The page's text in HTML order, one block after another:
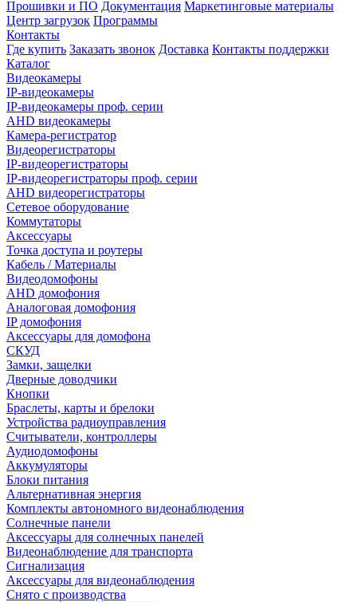
Прошивки и ПО Документация Маркетинговые материалы
Центр загрузок Программы
Контакты
Где купить Заказать звонок Доставка Контакты поддержки
Каталог
Видеокамеры
IP-видеокамеры
IP-видеокамеры проф. серии
AHD видеокамеры
Камера-регистратор
Видеорегистраторы
IP-видеорегистраторы
IP-видеорегистраторы проф. серии
AHD видеорегистраторы
Сетевое оборудование
Коммутаторы
Аксессуары
Точка доступа и роутеры
Кабель / Материалы
Видеодомофоны
AHD домофония
Аналоговая домофония
IP домофония
Аксессуары для домофона
СКУД
Замки, защелки
Дверные доводчики
Кнопки
Браслеты, карты и брелоки
Устройства радиоуправления
Считыватели, контроллеры
Аудиодомофоны
Аккумуляторы
Блоки питания
Альтернативная энергия
Комплекты автономного видеонаблюдения
Солнечные панели
Аксессуары для солнечных панелей
Видеонаблюдение для транспорта
Сигнализация
Аксессуары для видеонаблюдения
Снято с производства